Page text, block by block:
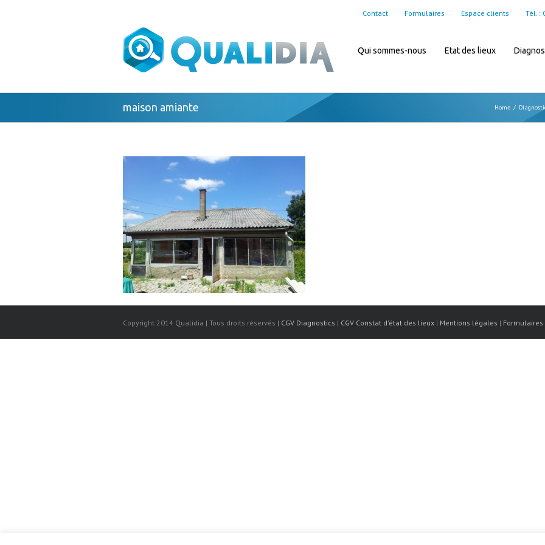
Contact Formulaires Espace clients Tél. :
Qui sommes-nous Etat des lieux
maison amiante Home /
Copyright 2014 Qualidia | Tous droits réservés | CGV Diagnostics | CGV Constat d'état des lieux | Mentions légales | Formulaires